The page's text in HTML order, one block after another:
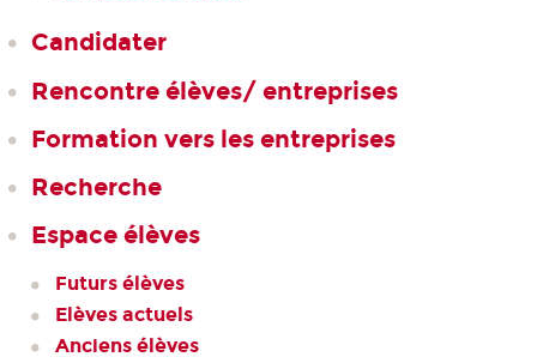
Candidater
Rencontre élèves/ entreprises
Formation vers les entreprises
Recherche
Espace élèves
Futurs élèves
Elèves actuels
Anciens élèves